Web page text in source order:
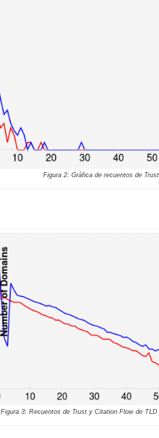
Figura 2: Gráfica de recuentos de
Figura 3: Recuentos de Trust y Citation Flow de TLD